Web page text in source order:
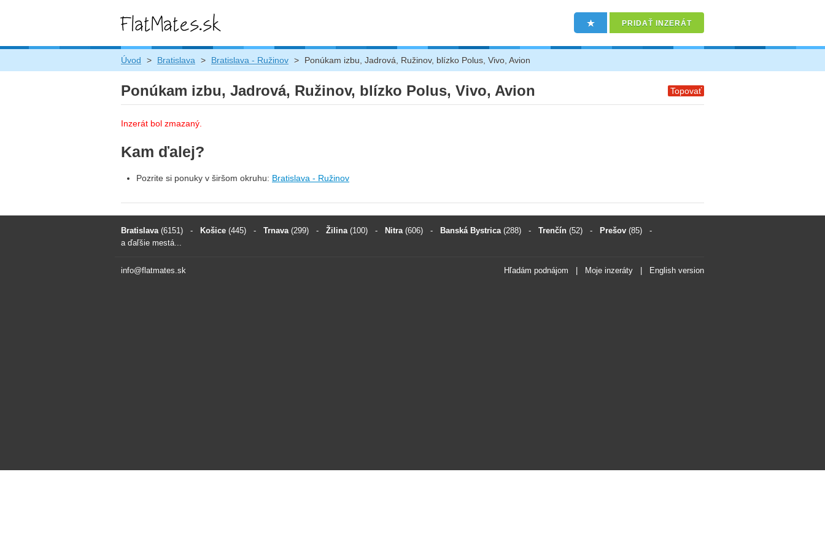
PRIDAŤ INZERÁT
Úvod > Bratislava > Bratislava - Ružinov > Ponúkam izbu, Jadrová, Ružinov, blízko Polus, Vivo, Avion
Ponúkam izbu, Jadrová, Ružinov, blízko Polus, Vivo, Avion Topovať
Inzerát bol zmazaný.
Kam ďalej?
Pozrite si ponuky v širšom okruhu: Bratislava - Ružinov
Bratislava (6151) - Košice (445) - Trnava (299) - Žilina (100) - Nitra (606) - Banská Bystrica (288) - Trenčín (52) - Prešov (85) -
a ďaľšie mestá...
info@flatmates.sk Hľadám podnájom Moje inzeráty English version